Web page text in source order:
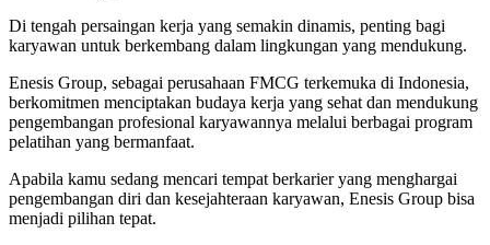
Di tengah persaingan kerja yang semakin dinamis, penting bagi
karyawan untuk berkembang dalam lingkungan yang mendukung.
Enesis Group, sebagai perusahaan FMCG terkemuka di Indonesia,
berkomitmen menciptakan budaya kerja yang sehat dan mendukung
pengembangan profesional karyawannya melalui berbagai program
pelatihan yang bermanfaat.
Apabila kamu sedang mencari tempat berkarier yang menghargai
pengembangan diri dan kesejahteraan karyawan, Enesis Group bisa
menjadi pilihan tepat.